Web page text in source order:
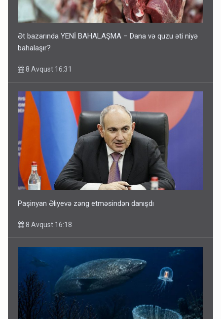
Ət bazarında YENİ BAHALAŞMA – Dana və quzu əti niyə
bahalaşır?
8 Avqust 16:31
Paşinyan Əliyevə zəng etməsindən danışdı
8 Avqust 16:18